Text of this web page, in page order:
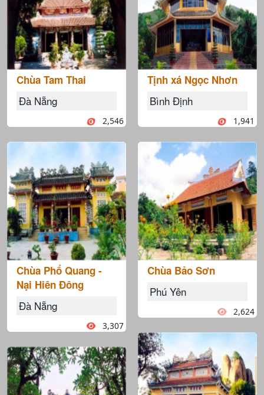
Chùa Tam Thai
Đà Nẵng
2,546
Chùa Phổ Quang -
Nại Hiên Đông
Đà Nẵng
3,307
Tịnh xá Ngọc Nhơn
Bình Định
1,941
Chùa Bảo Sơn
Phú Yên
2,624